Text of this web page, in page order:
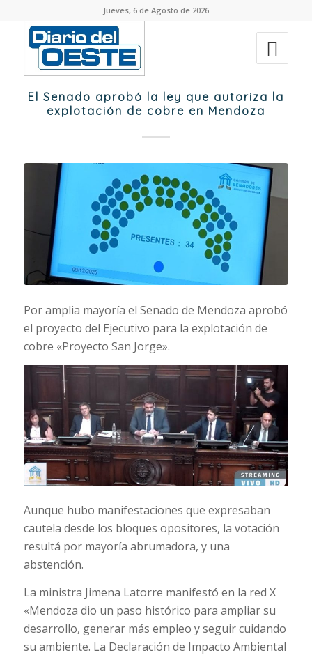
Jueves, 6 de Agosto de 2026
El Senado aprobó la ley que autoriza la
explotación de cobre en Mendoza
Por amplia mayoría el Senado de Mendoza aprobó
el proyecto del Ejecutivo para la explotación de
cobre «Proyecto San Jorge».
Aunque hubo manifestaciones que expresaban
cautela desde los bloques opositores, la votación
resultá por mayoría abrumadora, y una
abstención.
La ministra Jimena Latorre manifestó en la red X
«Mendoza dio un paso histórico para ampliar su
desarrollo, generar más empleo y seguir cuidando
su ambiente. La Declaración de Impacto Ambiental